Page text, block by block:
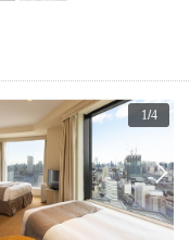
1/4